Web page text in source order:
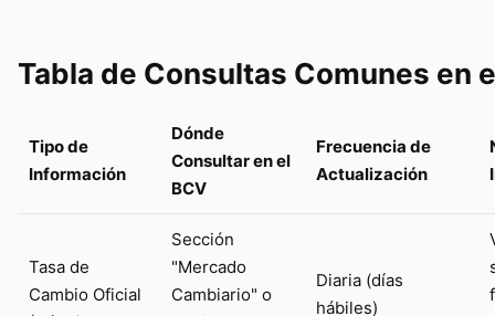
Tabla de Consultas Comunes en
Tipo de
Información
Dónde
Consultar en el
BCV
Frecuencia de
Actualización
Tasa de
Cambio Oficial
Sección
"Mercado
Cambiario" o
Diaria (días
hábiles)